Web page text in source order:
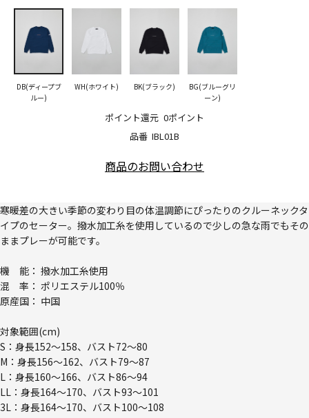
品番 IBL01B
ポイント還元 0ポイント
DB(ディープブ
ルー)
WH(ホワイト) BK(ブラック)
BG(ブルーグリ
ーン)
商品のお問い合わせ
寒暖差の大きい季節の変わり目の体温調節にぴったりのクルーネックタ
イプのセーター。撥水加工糸を使用しているので少しの急な雨でもその
ままプレーが可能です。
機 能： 撥水加工糸使用
混 率： ポリエステル100％
原産国： 中国
対象範囲(cm)
S：身長152～158、バスト72～80
M：身長156～162、バスト79～87
L：身長160～166、バスト86～94
LL：身長164～170、バスト93～101
3L：身長164～170、バスト100～108